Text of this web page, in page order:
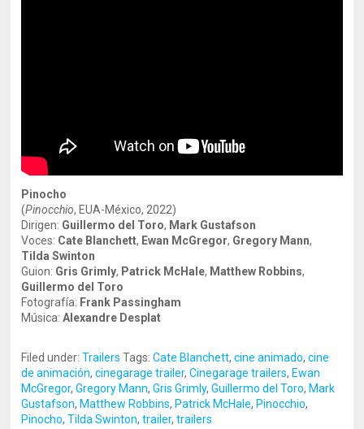
Pinocho
(Pinocchio, EUA-México, 2022)
Dirigen: Guillermo del Toro, Mark Gustafson
Voces: Cate Blanchett, Ewan McGregor, Gregory Mann,
Tilda Swinton
Guion: Gris Grimly, Patrick McHale, Matthew Robbins,
Guillermo del Toro
Fotografía: Frank Passingham
Música:Alexandre Desplat
Filed under:Trailers Tags:Cate Blanchett,cine animado,cine
de animación,cinegarage trailer,Cinegarage trailers, Ewan
McGregor,Gregory Mann,Gris Grimly,Guillermo del Toro, Mark
Gustafson, Matthew Robbins, Patrick McHale, Pinocchio,
Pinocho,Tilda Swinton,trailer,trailers